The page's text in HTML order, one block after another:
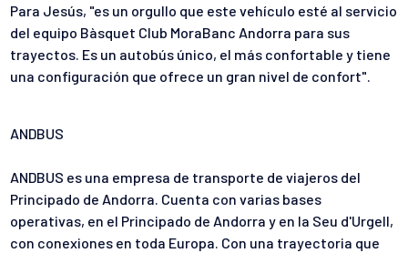
Para Jesús, "es un orgullo que este vehículo esté al servicio
del equipo Bàsquet Club MoraBanc Andorra para sus
trayectos. Es un autobús único, el más confortable y tiene
una configuración que ofrece un gran nivel de confort".
ANDBUS
ANDBUS es una empresa de transporte de viajeros del
Principado de Andorra. Cuenta con varias bases
operativas, en el Principado de Andorray en la Seu d'Urgell,
con conexiones en toda Europa. Con una trayectoria que